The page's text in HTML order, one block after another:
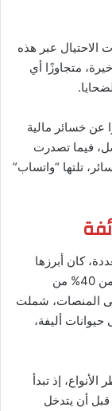
الاحتيال عبر هذه
متجاوزًا أي
أبلغوا عن خسائر مالية
فيما تصدرت
تلتها “واتساب”
كان أبرزها
الاحتيال عبر التسوق الإلكتروني، حيث أفاد أكثر من 40% من
المنصات، شملت
أليفة،
إذ تبدأ
قبل أن يتدخل